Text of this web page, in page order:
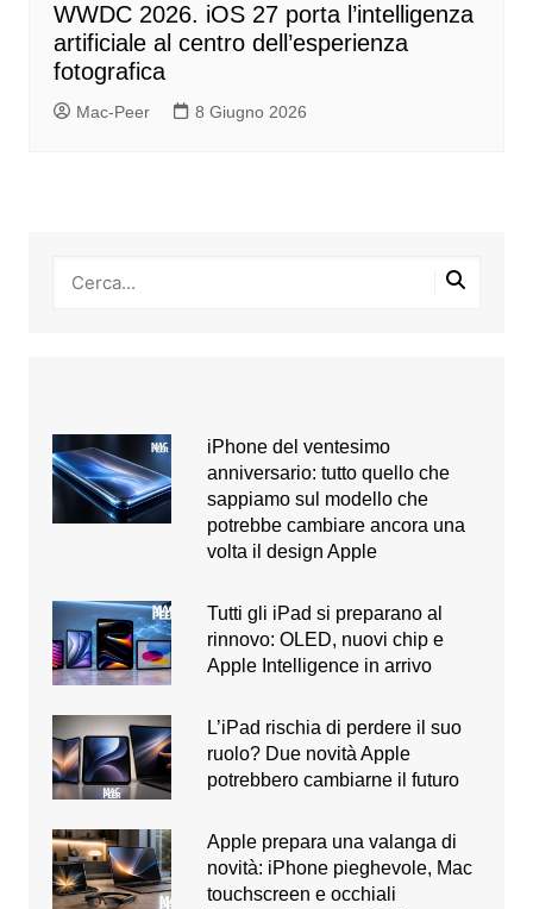
WWDC 2026. iOS 27 porta l’intelligenza
artificiale al centro dell’esperienza
fotografica
Mac-Peer 8 Giugno 2026
iPhone del ventesimo
anniversario: tutto quello che
sappiamo sul modello che
potrebbe cambiare ancora una
volta il design Apple
Tutti gli iPad si preparano al
rinnovo: OLED, nuovi chip e
Apple Intelligence in arrivo
L’iPad rischia di perdere il suo
ruolo? Due novità Apple
potrebbero cambiarne il futuro
Apple prepara una valanga di
novità: iPhone pieghevole, Mac
touchscreen e occhiali